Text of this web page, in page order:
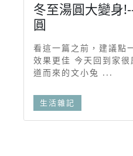
冬至湯圓大變身
圓
看這一篇之前，建議點
效果更佳 今天回到家
道而來的文小兔 ...
生活雜記